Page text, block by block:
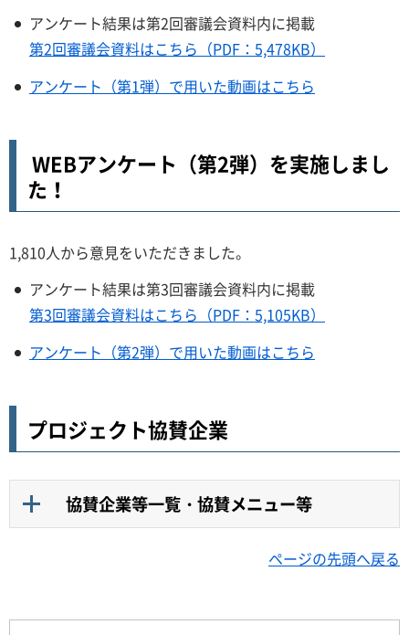
アンケート結果は第2回審議会資料内に掲載
第2回審議会資料はこちら（PDF：5,478KB）
アンケート（第1弾）で用いた動画はこちら
WEBアンケート（第2弾）を実施しまし
た！
1,810人から意見をいただきました。
アンケート結果は第3回審議会資料内に掲載
第3回審議会資料はこちら（PDF：5,105KB）
アンケート（第2弾）で用いた動画はこちら
プロジェクト協賛企業
協賛企業等一覧・協賛メニュー等
ページの先頭へ戻る